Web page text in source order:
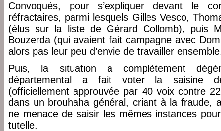
Convoqués, pour s’expliquer devant le
réfractaires, parmi lesquels Gilles Vesco,
(élus sur la liste de Gérard Collomb), puis
Bouzerda (qui avaient fait campagne avec
alors pas leur peu d’envie de travailler
Puis, la situation a complètement
départemental a fait voter la saisine
(officiellement approuvée par 40 voix contre
dans un brouhaha général, criant à la fraude,
ne menace de saisir les mêmes instances
tutelle.